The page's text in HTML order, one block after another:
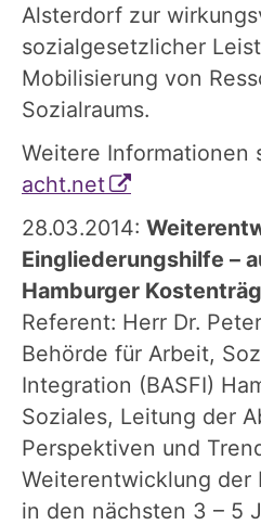
Alsterdorf zur
sozialgesetzlicher
Mobilisierung von
Sozialraums.
Weitere Informationen
acht.net
28.03.2014:
Eingliederungshilfe –
Hamburger
Referent: Herr Dr.
Behörde für Arbeit,
Integration (BASFI)
Soziales, Leitung der
Perspektiven und
Weiterentwicklung der
in den nächsten 3 – 5